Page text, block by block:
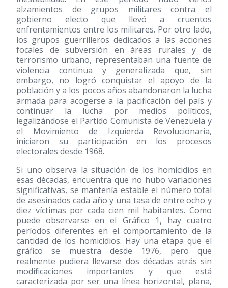
alzamientos de grupos militares contra el
gobierno electo que llevó a cruentos
enfrentamientos entre los militares. Por otro lado,
los grupos guerrilleros dedicados a las acciones
focales de subversión en áreas rurales y de
terrorismo urbano, representaban una fuente de
violencia continua y generalizada que, sin
embargo, no logró conquistar el apoyo de la
población y a los pocos años abandonaron la lucha
armada para acogerse a la pacificación del país y
continuar la lucha por medios políticos,
legalizándose el Partido Comunista de Venezuela y
el Movimiento de Izquierda Revolucionaria,
iniciaron su participación en los procesos
electorales desde 1968.
Si uno observa la situación de los homicidios en
esas décadas, encuentra que no hubo variaciones
significativas, se mantenía estable el número total
de asesinados cada año y una tasa de entre ocho y
diez víctimas por cada cien mil habitantes. Como
puede observarse en el Gráfico 1, hay cuatro
períodos diferentes en el comportamiento de la
cantidad de los homicidios. Hay una etapa que el
gráfico se muestra desde 1976, pero que
realmente pudiera llevarse dos décadas atrás sin
modificaciones importantes y que está
caracterizada por ser una línea horizontal, plana,